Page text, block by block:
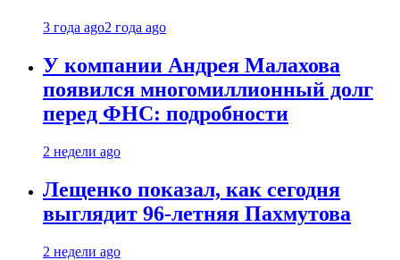
3 года ago2 года ago
У компании Андрея Малахова
появился многомиллионный долг
перед ФНС: подробности
2 недели ago
Лещенко показал, как сегодня
выглядит 96-летняя Пахмутова
2 недели ago